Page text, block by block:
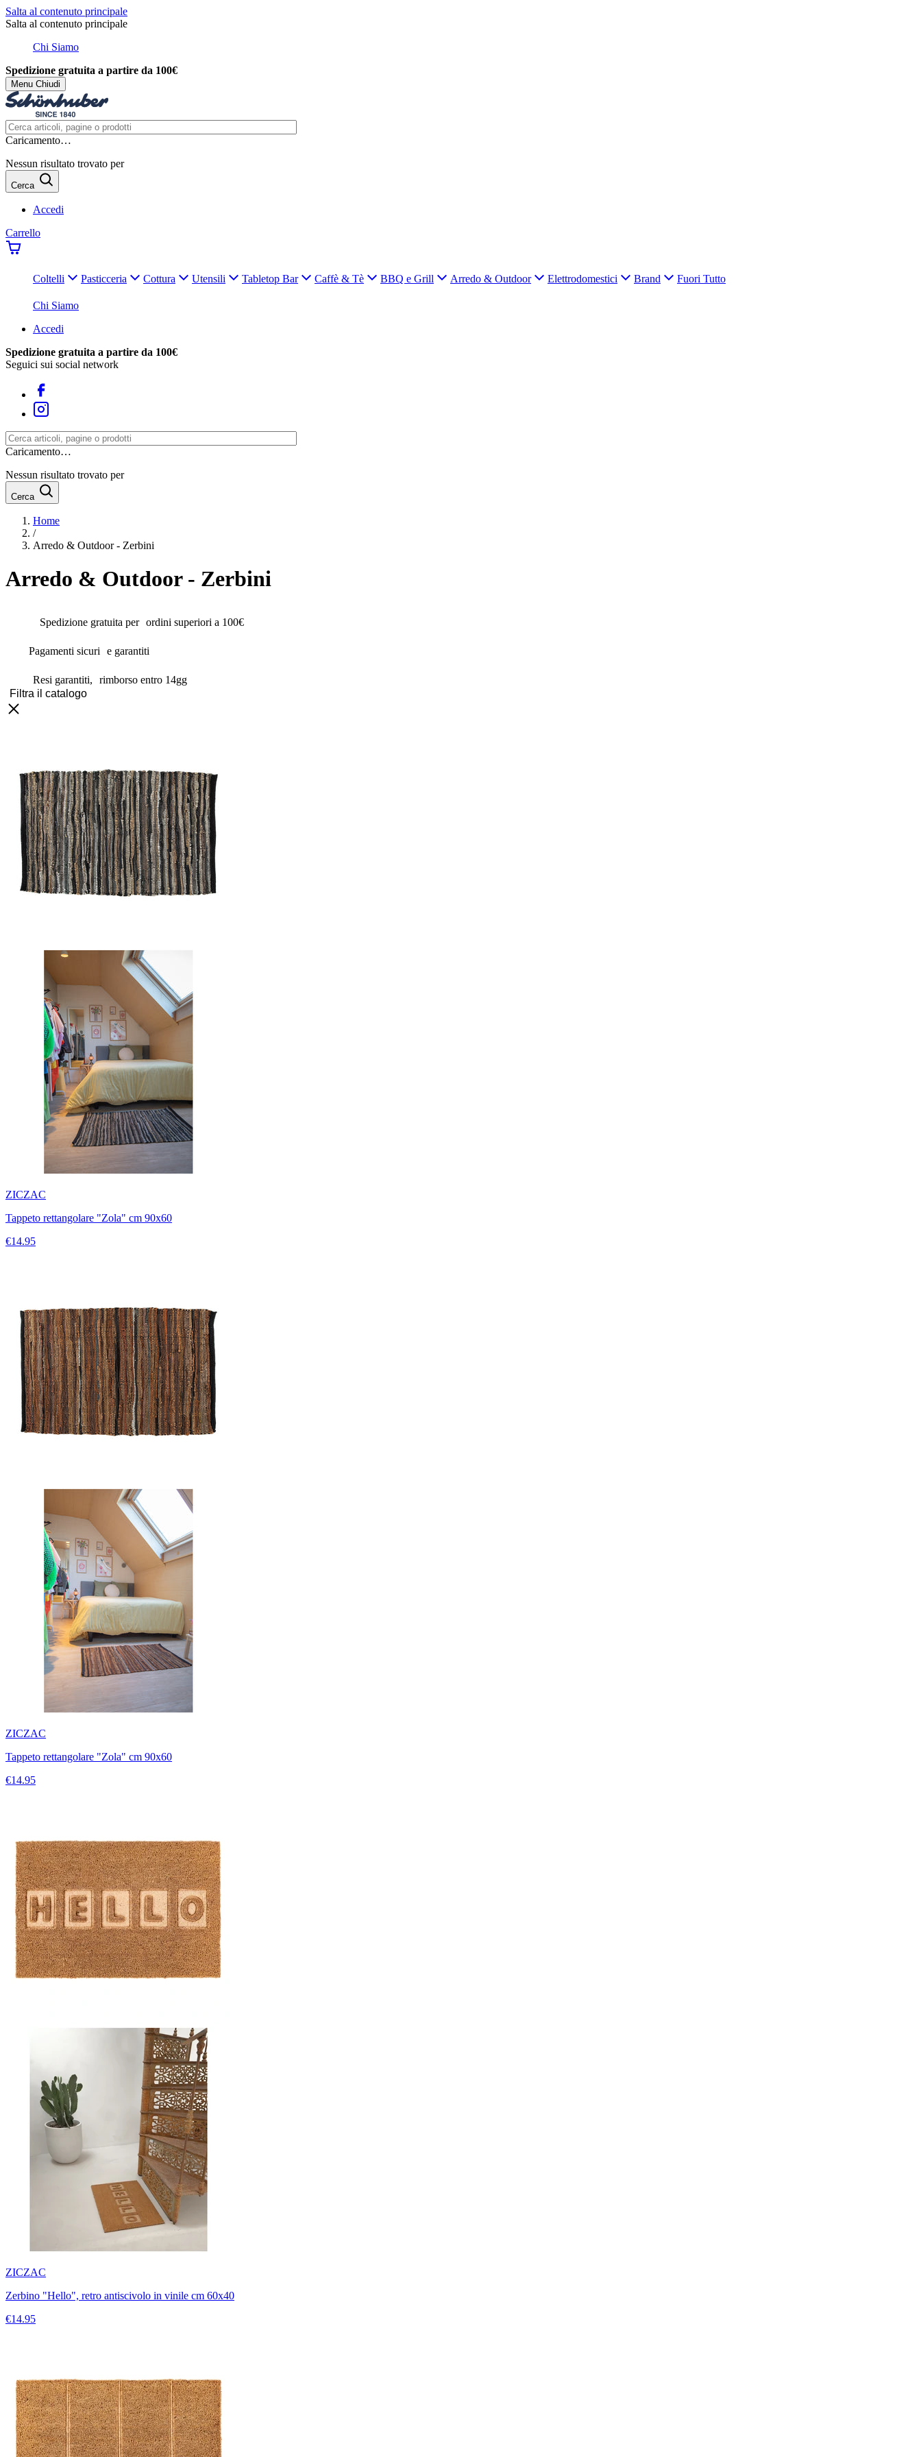
Salta al contenuto principale
Salta al contenuto principale
Chi Siamo
Spedizione gratuita a partire da 100€
Menu Chiudi
Caricamento…
Nessun risultato trovato per
Cerca
Accedi
Carrello
Coltelli Pasticceria Cottura Utensili Tabletop Bar Caffè & Tè BBQ e Grill Arredo & Outdoor Elettrodomestici Brand Fuori Tutto
Chi Siamo
Accedi
Spedizione gratuita a partire da 100€
Seguici sui social network
Caricamento…
Nessun risultato trovato per
Cerca
Home
/
Arredo & Outdoor - Zerbini
Arredo & Outdoor - Zerbini
Spedizione gratuita per ordini superiori a 100€
Pagamenti sicuri e garantiti
Resi garantiti, rimborso entro 14gg
Filtra il catalogo
ZICZAC
Tappeto rettangolare "Zola" cm 90x60
€14.95
ZICZAC
Tappeto rettangolare "Zola" cm 90x60
€14.95
ZICZAC
Zerbino "Hello", retro antiscivolo in vinile cm 60x40
€14.95